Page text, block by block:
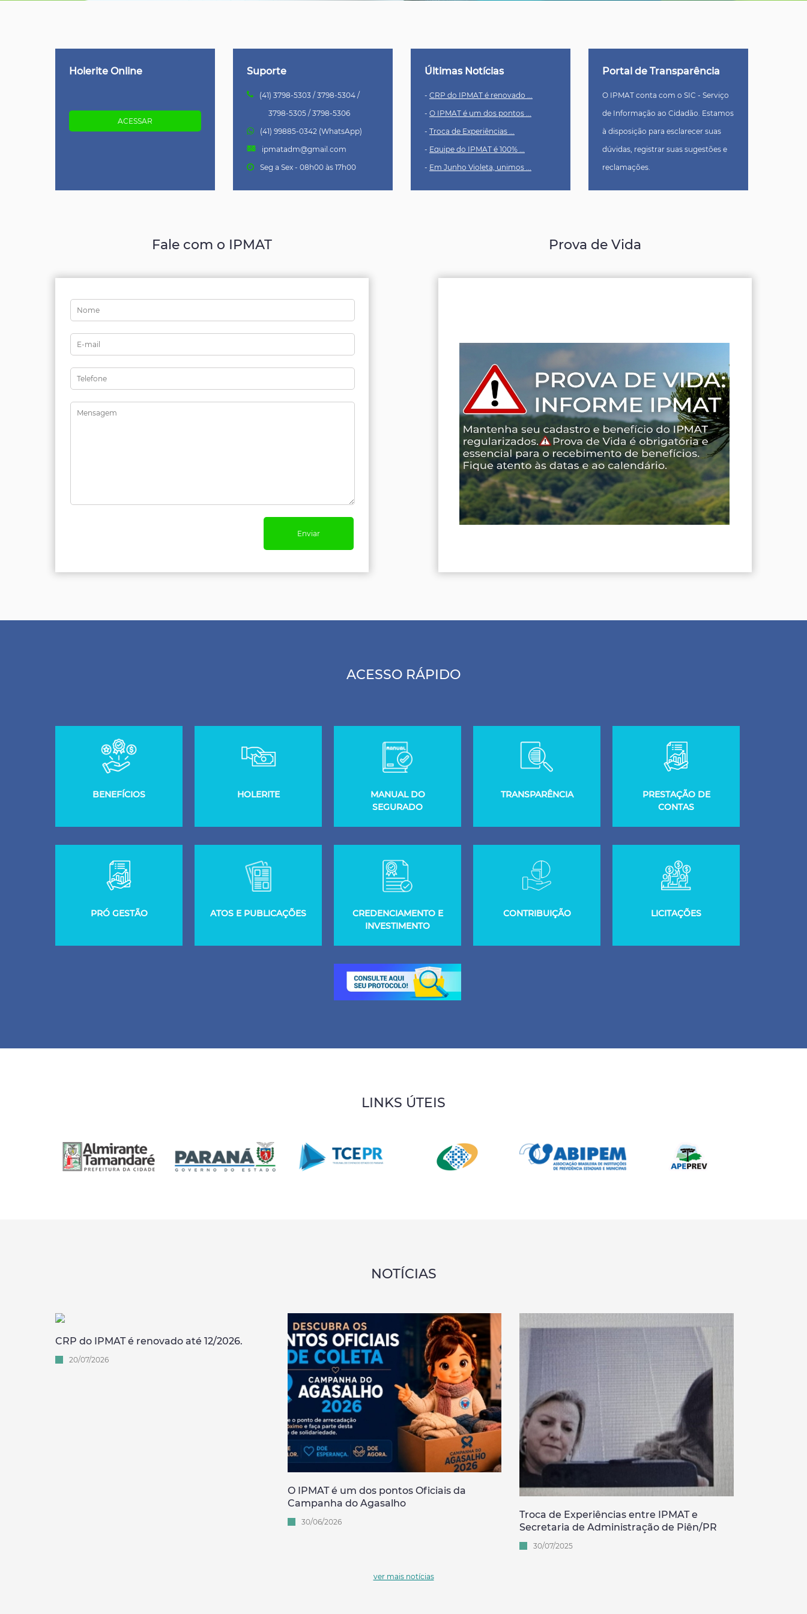
Holerite Online Suporte
(41) 3798-5303 / 3798-5304 /
3798-5305 / 3798-5306
(41) 99885-0342 (WhatsApp)
ipmatadm@gmail.com
Seg a Sex - 08h00 às 17h00
Últimas Notícias
- CRP do IPMAT é renovado ...
- O IPMAT é um dos pontos ...
- Troca de Experiências ...
- Equipe do IPMAT é 100% ...
- Em Junho Violeta, unimos ...
Portal de Transparência
O IPMAT conta com o SIC - Serviço
de Informação ao Cidadão. Estamos
à disposição para esclarecer suas
dúvidas, registrar suas sugestões e
reclamações.
Fale com o IPMAT Prova de Vida
ACESSO RÁPIDO
BENEFÍCIOS HOLERITE
MANUAL DO
SEGURADO
TRANSPARÊNCIA
PRESTAÇÃO DE
CONTAS
PRÓ GESTÃO ATOS E PUBLICAÇÕES
CREDENCIAMENTO E
INVESTIMENTO
CONTRIBUIÇÃO LICITAÇÕES
LINKS ÚTEIS
NOTÍCIAS
CRP do IPMAT é renovado até 12/2026.
20/07/2026
O IPMAT é um dos pontos Oficiais da
Campanha do Agasalho
30/06/2026
Troca de Experiências entre IPMAT e
Secretaria de Administração de Piên/PR
30/07/2025
ver mais notícias